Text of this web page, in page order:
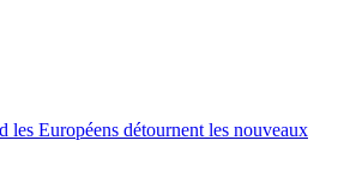
les Européens détournent les nouveaux